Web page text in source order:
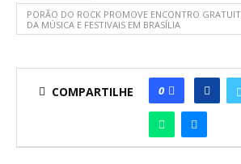
PORÃO DO ROCK PROMOVE ENCONTRO
DA MÚSICA E FESTIVAIS EM BRASÍLIA
COMPARTILHE 0